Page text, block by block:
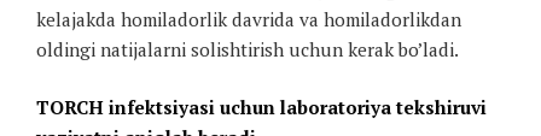
kelajakda homiladorlik davrida va homiladorlikdan
oldingi natijalarni solishtirish uchun kerak bo’ladi.
TORCH infektsiyasi uchun laboratoriya tekshiruvi